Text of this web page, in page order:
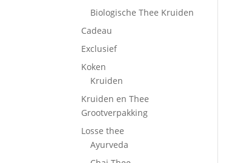
Biologische Thee Kruiden
Cadeau
Exclusief
Koken
Kruiden
Kruiden en Thee
Grootverpakking
Losse thee
Ayurveda